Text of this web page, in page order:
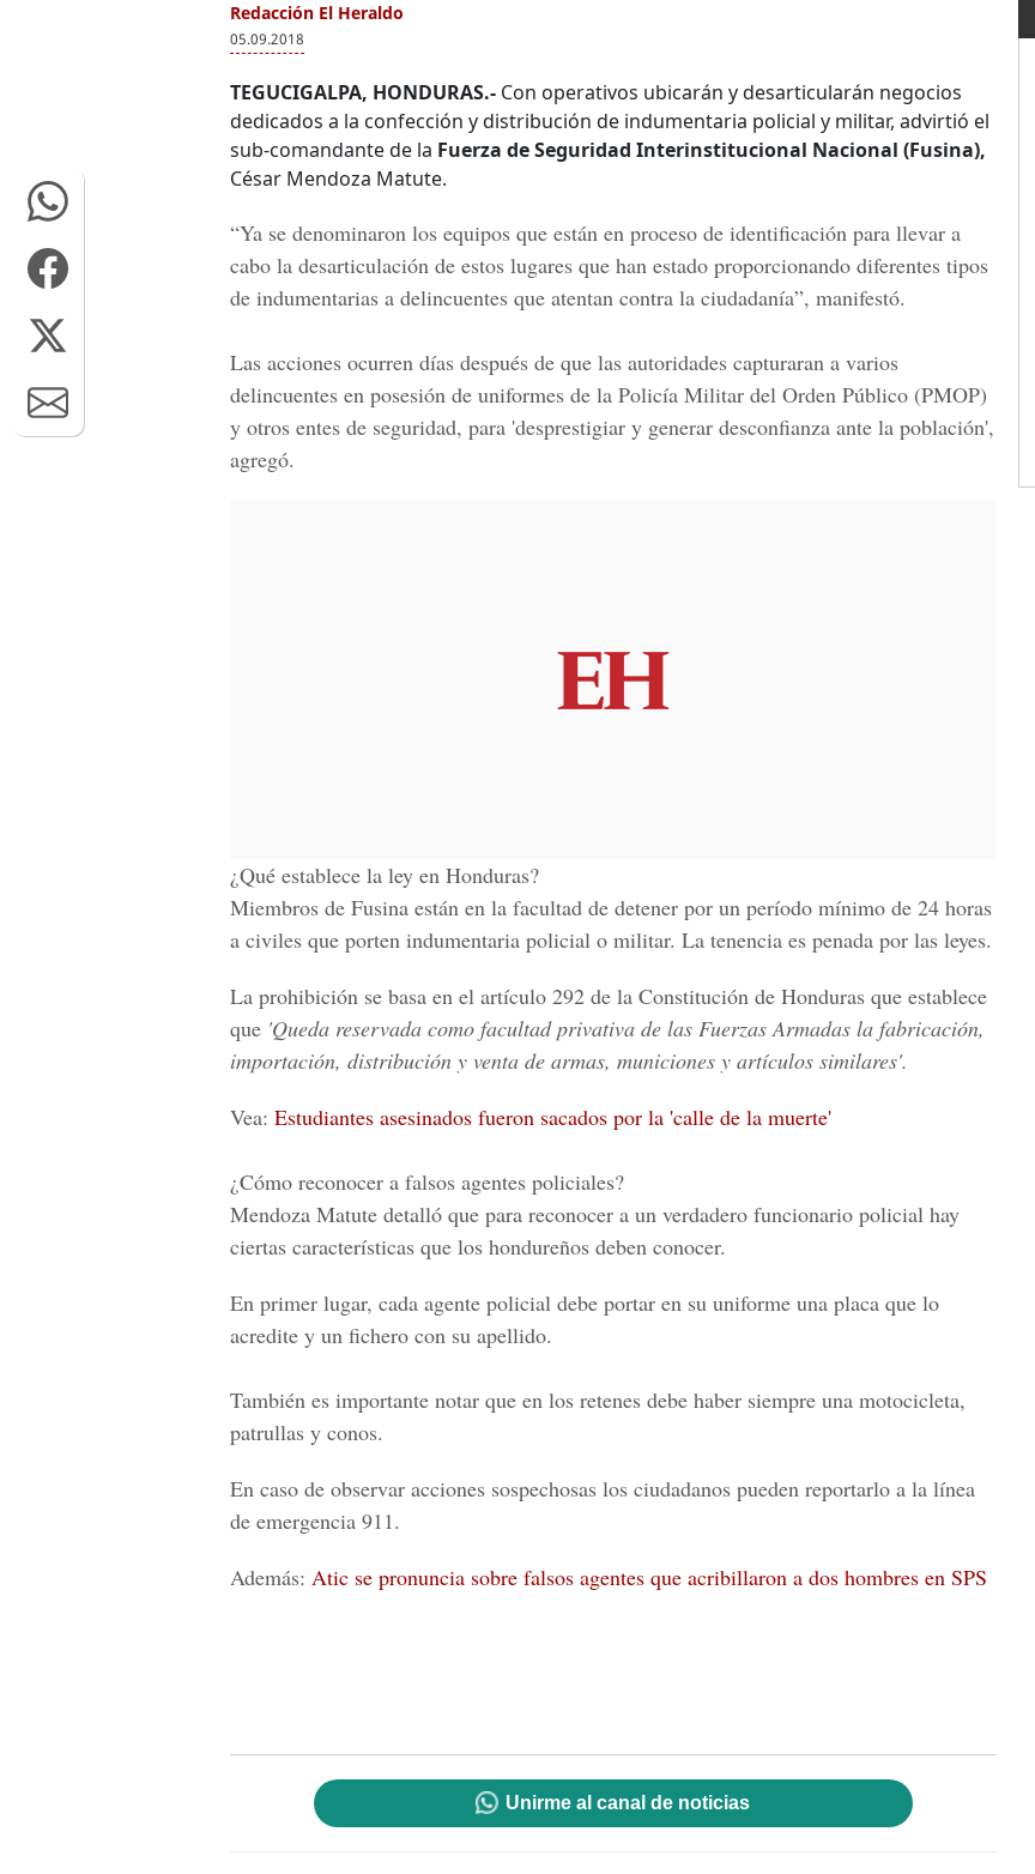
Redacción El Heraldo
05.09.2018
TEGUCIGALPA, HONDURAS.- Con operativos ubicarán y desarticularán negocios
dedicados a la confección y distribución de indumentaria policial y militar, advirtió el
sub-comandante de la Fuerza de Seguridad Interinstitucional Nacional (Fusina),
César Mendoza Matute.
“Ya se denominaron los equipos que están en proceso de identificación para llevar a
cabo la desarticulación de estos lugares que han estado proporcionando diferentes tipos
de indumentarias a delincuentes que atentan contra la ciudadanía”, manifestó.
Las acciones ocurren días después de que las autoridades capturaran a varios
delincuentes en posesión de uniformes de la Policía Militar del Orden Público (PMOP)
y otros entes de seguridad, para 'desprestigiar y generar desconfianza ante la población',
agregó.
¿Qué establece la ley en Honduras?
Miembros de Fusina están en la facultad de detener por un período mínimo de 24 horas
a civiles que porten indumentaria policial o militar. La tenencia es penada por las leyes.
La prohibición se basa en el artículo 292 de la Constitución de Honduras que establece
que 'Queda reservada como facultad privativa de las Fuerzas Armadas la fabricación,
importación, distribución y venta de armas, municiones y artículos similares'.
Vea: Estudiantes asesinados fueron sacados por la 'calle de la muerte'
¿Cómo reconocer a falsos agentes policiales?
Mendoza Matute detalló que para reconocer a un verdadero funcionario policial hay
ciertas características que los hondureños deben conocer.
En primer lugar, cada agente policial debe portar en su uniforme una placa que lo
acredite y un fichero con su apellido.
También es importante notar que en los retenes debe haber siempre una motocicleta,
patrullas y conos.
En caso de observar acciones sospechosas los ciudadanos pueden reportarlo a la línea
de emergencia 911.
Además: Atic se pronuncia sobre falsos agentes que acribillaron a dos hombres en SPS
Unirme al canal de noticias